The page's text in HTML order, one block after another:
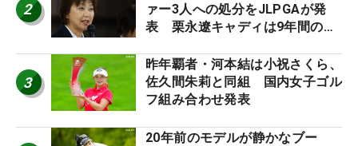
2
ァー3人への処分をJLPGAが発
表 栗永遼キャディは9年間の立
3
昨年覇者・河本結は小祝さくら、
佐久間朱莉と同組 国内女子ゴル
フ組み合わせ発表
20年前のモデルが静かなブー